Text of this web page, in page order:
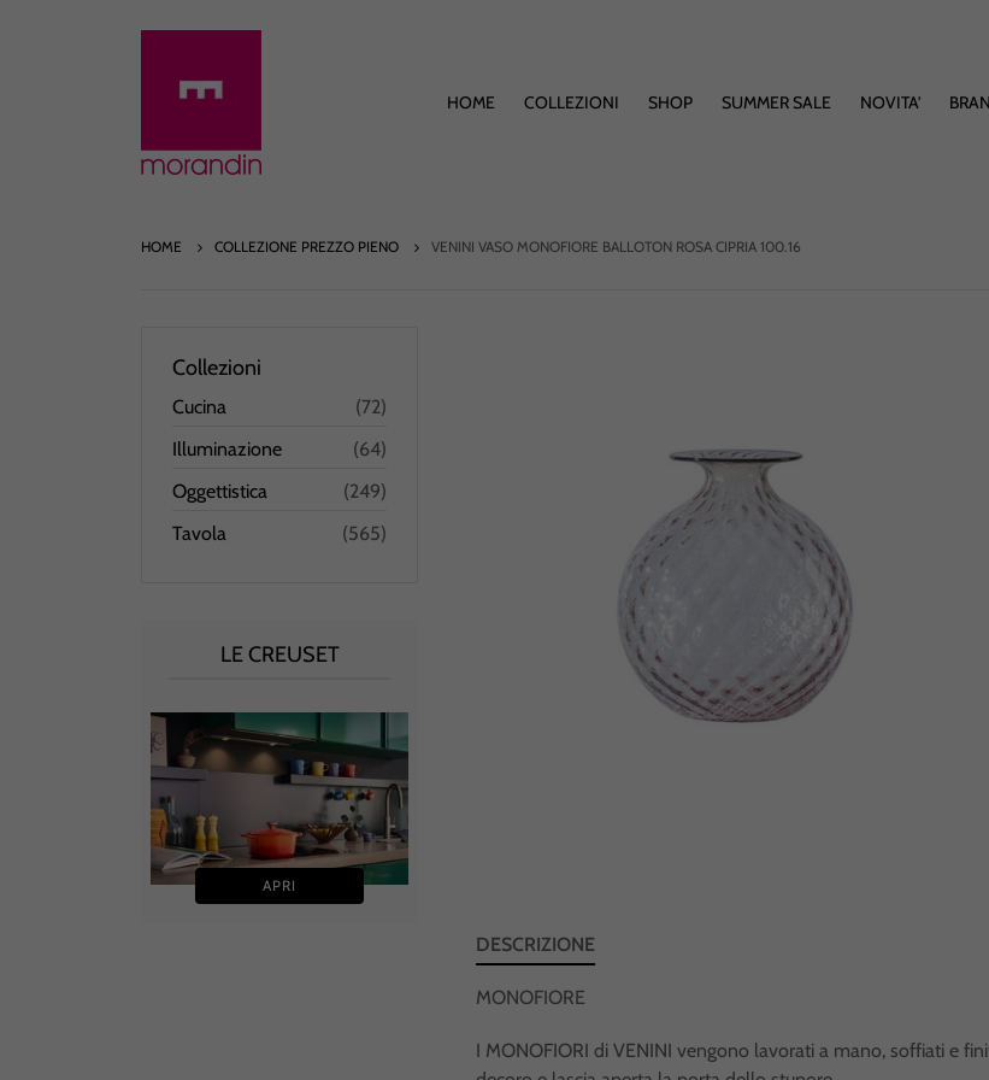
HOME COLLEZIONI SHOP SUMMER SALE NOVITA'
HOME COLLEZIONE PREZZO PIENO VENINI VASO MONOFIORE BALLOTON ROSA CIPRIA 100.16
Collezioni
Cucina
(72)
Illuminazione
(64)
Oggettistica
(249)
Tavola
(565)
LE CREUSET
APRI
VEDI
In evidenza
DESCRIZIONE
MONOFIORE
I MONOFIORI di VENINI vengono lavorati a mano, soffiati e